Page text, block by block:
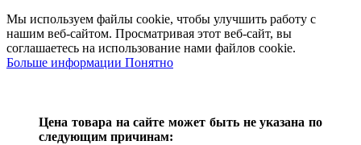
Мы используем файлы cookie, чтобы улучшить работу с
нашим веб-сайтом. Просматривая этот веб-сайт, вы
соглашаетесь на использование нами файлов cookie.
Больше информации Понятно
Цена товара на сайте может быть не указана по
следующим причинам: